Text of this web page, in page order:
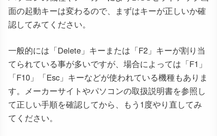
面の起動キーは変わるので、まずはキーが正しいか確
認してみてください。
一般的には「Delete」キーまたは「F2」キーが割り当
てられている事が多いですが、場合によっては「F1」
「F10」「Esc」キーなどが使われている機種もありま
す。メーカーサイトやパソコンの取扱説明書を参照し
て正しい手順を確認してから、もう1度やり直してみ
てください。